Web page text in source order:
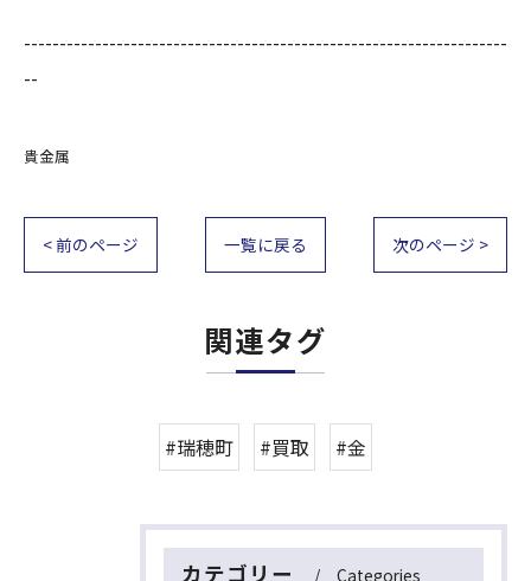
--------------------------------------------------------------------
--
貴金属
< 前のページ 一覧に戻る 次のページ >
関連タグ
#瑞穂町 #買取 #金
カテゴリー Categories